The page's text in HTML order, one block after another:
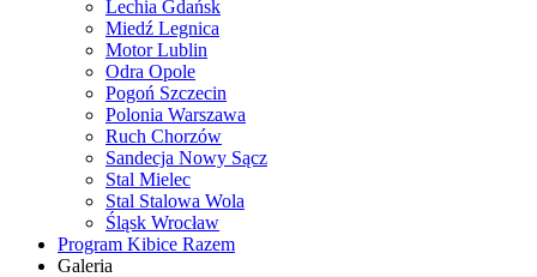
Lechia Gdańsk
Miedź Legnica
Motor Lublin
Odra Opole
Pogoń Szczecin
Polonia Warszawa
Ruch Chorzów
Sandecja Nowy Sącz
Stal Mielec
Stal Stalowa Wola
Śląsk Wrocław
Program Kibice Razem
Galeria